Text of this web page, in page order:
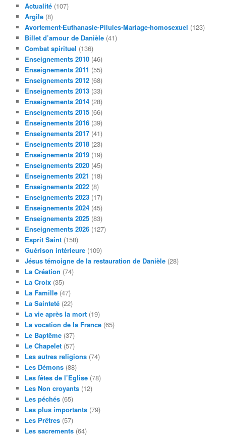
c
h
e
Actualité (107)
Argile (8)
Avortement-Euthanasie-Pilules-Mariage-homosexuel (123)
Billet d’amour de Danièle (41)
Combat spirituel (136)
Enseignements 2010 (46)
Enseignements 2011 (55)
Enseignements 2012 (68)
Enseignements 2013 (33)
Enseignements 2014 (28)
Enseignements 2015 (66)
Enseignements 2016 (39)
Enseignements 2017 (41)
Enseignements 2018 (23)
Enseignements 2019 (19)
Enseignements 2020 (45)
Enseignements 2021 (18)
Enseignements 2022 (8)
Enseignements 2023 (17)
Enseignements 2024 (45)
Enseignements 2025 (83)
Enseignements 2026 (127)
Esprit Saint (158)
Guérison intérieure (109)
Jésus témoigne de la restauration de Danièle (28)
La Création (74)
La Croix (35)
La Famille (47)
La Sainteté (22)
La vie après la mort (19)
La vocation de la France (65)
Le Baptême (37)
Le Chapelet (57)
Les autres religions (74)
Les Démons (88)
Les fêtes de l’Eglise (78)
Les Non croyants (12)
Les péchés (65)
Les plus importants (79)
Les Prêtres (57)
Les sacrements (64)